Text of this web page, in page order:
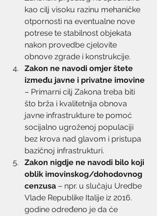
kao cilj visoku razinu mehaničke
otpornosti na eventualne nove
potrese te stabilnost objekata
nakon provedbe cjelovite
obnove zgrade i konstrukcije.
Zakon ne navodi omjer štete
između javne i privatne imovine
– Primarni cilj Zakona treba biti
što brža i kvalitetnija obnova
javne infrastrukture te pomoć
socijalno ugroženoj populaciji
bez krova nad glavom i pristupa
bazičnoj infrastrukturi.
Zakon nigdje ne navodi bilo koji
oblik imovinskog/dohodovnog
cenzusa – npr. u slučaju Uredbe
Vlade Republike Italije iz 2016.
godine određeno je da će